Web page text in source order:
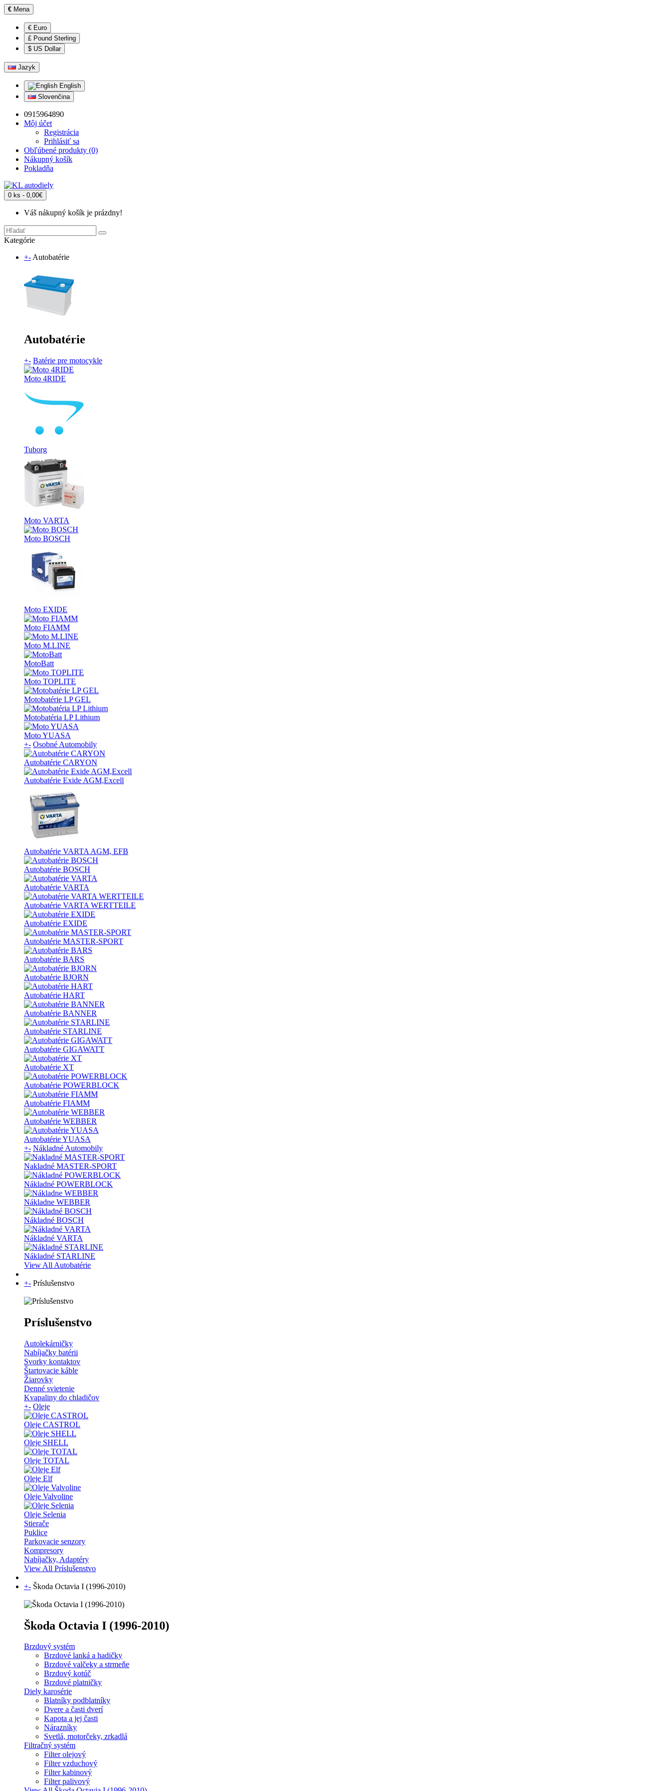
€ Mena
€ Euro
£ Pound Sterling
$ US Dollar
Jazyk
English
Slovenčina
0915964890
Môj účet
Registrácia
Prihlásiť sa
Obľúbené produkty (0)
Nákupný košík
Pokladňa
0 ks - 0,00€
Váš nákupný košík je prázdny!
Kategórie
+- Autobatérie
Autobatérie
+- Batérie pre motocykle
Moto 4RIDE
Tuborg
Moto VARTA
Moto BOSCH
Moto EXIDE
Moto FIAMM
Moto M.LINE
MotoBatt
Moto TOPLITE
Motobatérie LP GEL
Motobatéria LP Lithium
Moto YUASA
+- Osobné Automobily
Autobatérie CARYON
Autobatérie Exide AGM,Excell
Autobatérie VARTA AGM, EFB
Autobatérie BOSCH
Autobatérie VARTA
Autobatérie VARTA WERTTEILE
Autobatérie EXIDE
Autobatérie MASTER-SPORT
Autobatérie BARS
Autobatérie BJORN
Autobatérie HART
Autobatérie BANNER
Autobatérie STARLINE
Autobatérie GIGAWATT
Autobatérie XT
Autobatérie POWERBLOCK
Autobatérie FIAMM
Autobatérie WEBBER
Autobatérie YUASA
+- Nákladné Automobily
Nakladné MASTER-SPORT
Nákladné POWERBLOCK
Nákladne WEBBER
Nákladné BOSCH
Nákladné VARTA
Nákladné STARLINE
View All Autobatérie
+- Príslušenstvo
Príslušenstvo
Autolekárničky
Nabíjačky batérii
Svorky kontaktov
Štartovacie káble
Žiarovky
Denné svietenie
Kvapaliny do chladičov
+- Oleje
Oleje CASTROL
Oleje SHELL
Oleje TOTAL
Oleje Elf
Oleje Valvoline
Oleje Selenia
Stierače
Puklice
Parkovacie senzory
Kompresory
Nabíjačky, Adaptéry
View All Príslušenstvo
+- Škoda Octavia I (1996-2010)
Škoda Octavia I (1996-2010)
Brzdový systém
Brzdové lanká a hadičky
Brzdové valčeky a strmeňe
Brzdový kotúč
Brzdové platničky
Diely karosérie
Blatníky podblatníky
Dvere a časti dverí
Kapota a jej časti
Nárazníky
Svetlá, motorčeky, zrkadlá
Filtračný systém
Filter olejový
Filter vzduchový
Filter kabinový
Filter palivový